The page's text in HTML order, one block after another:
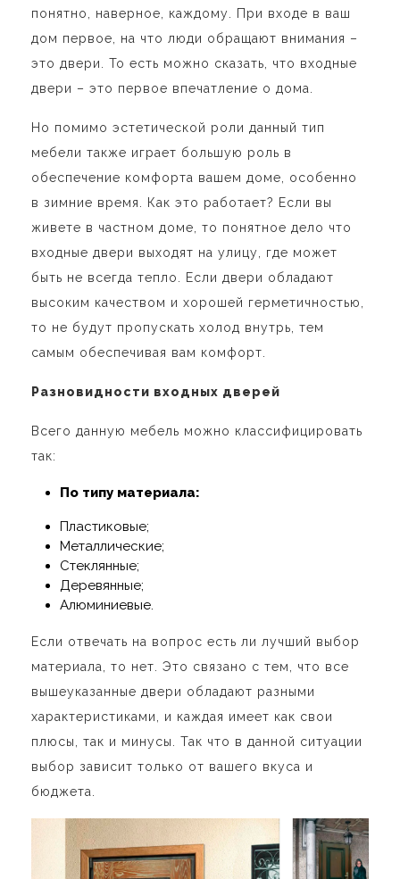
понятно, наверное, каждому. При входе в ваш
дом первое, на что люди обращают внимания –
это двери. То есть можно сказать, что входные
двери – это первое впечатление о дома.
Но помимо эстетической роли данный тип
мебели также играет большую роль в
обеспечение комфорта вашем доме, особенно
в зимние время. Как это работает? Если вы
живете в частном доме, то понятное дело что
входные двери выходят на улицу, где может
быть не всегда тепло. Если двери обладают
высоким качеством и хорошей герметичностью,
то не будут пропускать холод внутрь, тем
самым обеспечивая вам комфорт.
Разновидности входных дверей
Всего данную мебель можно классифицировать
так:
По типу материала:
Пластиковые;
Металлические;
Стеклянные;
Деревянные;
Алюминиевые.
Если отвечать на вопрос есть ли лучший выбор
материала, то нет. Это связано с тем, что все
вышеуказанные двери обладают разными
характеристиками, и каждая имеет как свои
плюсы, так и минусы. Так что в данной ситуации
выбор зависит только от вашего вкуса и
бюджета.